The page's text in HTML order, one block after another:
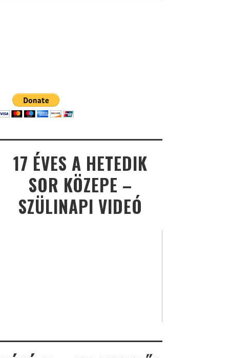
17 ÉVES A HETEDIK
SOR KÖZEPE –
SZÜLINAPI VIDEÓ